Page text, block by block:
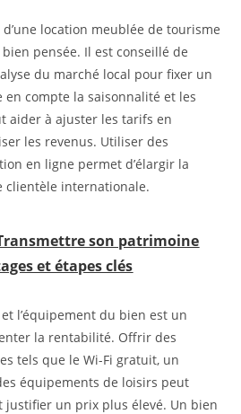
location meublée de tourisme
pensée. Il est conseillé de
du marché local pour fixer un
compte la saisonnalité et les
aider à ajuster les tarifs en
les revenus. Utiliser des
en ligne permet d’élargir la
clientèle internationale.
son patrimoine
et étapes clés
l’équipement du bien est un
la rentabilité. Offrir des
tels que le Wi-Fi gratuit, un
équipements de loisirs peut
justifier un prix plus élevé. Un bien